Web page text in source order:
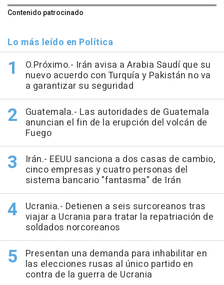
Contenido patrocinado
Lo más leído en Política
O.Próximo.- Irán avisa a Arabia Saudí que su
nuevo acuerdo con Turquía y Pakistán no va
a garantizar su seguridad
Guatemala.- Las autoridades de Guatemala
anuncian el fin de la erupción del volcán de
Fuego
Irán.- EEUU sanciona a dos casas de cambio,
cinco empresas y cuatro personas del
sistema bancario "fantasma" de Irán
Ucrania.- Detienen a seis surcoreanos tras
viajar a Ucrania para tratar la repatriación de
soldados norcoreanos
Presentan una demanda para inhabilitar en
las elecciones rusas al único partido en
contra de la guerra de Ucrania